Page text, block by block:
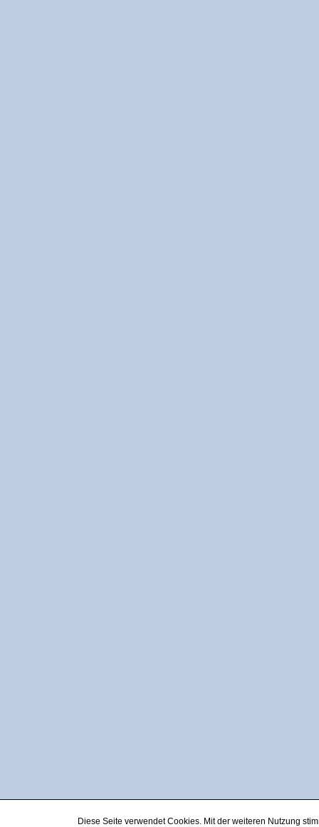
Diese Seite verwendet Cookies. Mit der weiteren Nutzung